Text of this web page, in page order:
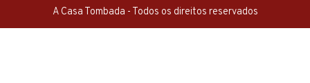
A Casa Tombada - Todos os direitos reservados